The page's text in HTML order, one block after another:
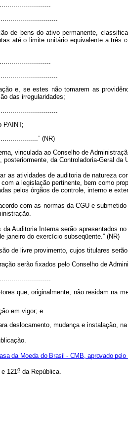
de bens do ativo permanente,
até o limite unitário equivalente a três
e, se estes não tomarem as
das irregularidades;
PAINT;
(NR)
vinculada ao Conselho de
da Controladoria-Geral da
as atividades de auditoria de natureza
a legislação pertinente, bem como
pelos órgãos de controle, interno e
com as normas da CGU e
Auditoria Interna serão apresentados
janeiro do exercício subseqüente.” (NR)
de livre provimento, cujos titulares
serão fixados pelo Conselho de
que, originalmente, não residam na
em vigor; e
deslocamento, mudança e instalação,
da Moeda do Brasil - CMB, aprovado pelo
121oda República.